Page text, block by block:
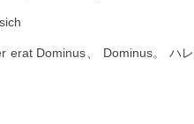
Dominus、 Dominus。 ハ